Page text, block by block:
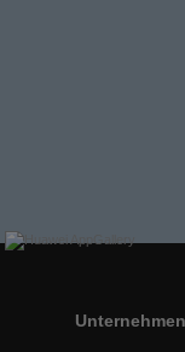
Unternehmen